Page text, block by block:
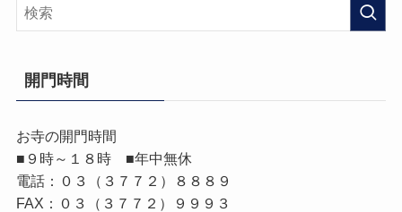
開門時間
お寺の開門時間
■９時～１８時 ■年中無休
電話：０３（３７７２）８８８９
FAX：０３（３７７２）９９９３